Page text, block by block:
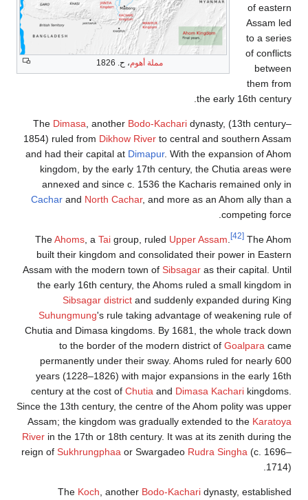
مملة أهوم ، ح. 1826
of eastern
Assam led
to a series
of conflicts
between
them from
the early 16th century.
TheDimasa, anotherBodo-Kacharidynasty, (13th century–
1854) ruled fromDikhow Riverto central and southern Assam
and had their capital atDimapur. With the expansion of Ahom
kingdom, by the early 17th century, the Chutia areas were
annexed and since c. 1536 the Kacharis remained only in
CacharandNorth Cachar, and more as an Ahom ally than a
competing force.
TheAhoms, aTaigroup, ruledUpper Assam
The Ahom
built their kingdom and consolidated their power in Eastern
Assam with the modern town ofSibsagaras their capital. Until
the early 16th century, the Ahoms ruled a small kingdom in
Sibsagar districtand suddenly expanded during King
Suhungmung's rule taking advantage of weakening rule of
Chutia and Dimasa kingdoms. By 1681, the whole track down
to the border of the modern district ofGoalparacame
permanently under their sway. Ahoms ruled for nearly 600
years (1228–1826) with major expansions in the early 16th
century at the cost ofChutiaandDimasa Kacharikingdoms.
Since the 13th century, the centre of the Ahom polity was upper
Assam; the kingdom was gradually extended to theKaratoya
Riverin the 17th or 18th century. It was at its zenith during the
reign ofSukhrungphaaor SwargadeoRudra Singha (c. 1696–
1714).
TheKoch, anotherBodo-Kacharidynasty, established